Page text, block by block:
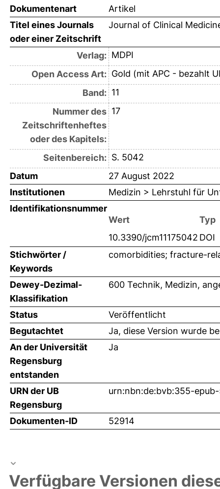
Dokumentenart
Artikel
Titel eines Journals
oder einer Zeitschrift
Journal of Clinical
Verlag: MDPI
Open Access Art: Gold (mit APC - bezahlt
Band: 11
Nummer des
Zeitschriftenheftes
oder des Kapitels:
17
Seitenbereich: S. 5042
Datum
27 August 2022
Institutionen
Medizin > Lehrstuhl für
Identifikationsnummer
Wert
Typ
10.3390/jcm11175042 DOI
Stichwörter /
Keywords
comorbidities; fracture-
Dewey-Dezimal-
Klassifikation
600 Technik, Medizin,
Status
Veröffentlicht
Begutachtet
Ja, diese Version wurde
An der Universität
Regensburg
entstanden
Ja
URN der UB
Regensburg
urn:nbn:de:bvb:355-
Dokumenten-ID 52914
Verfügbare Versionen